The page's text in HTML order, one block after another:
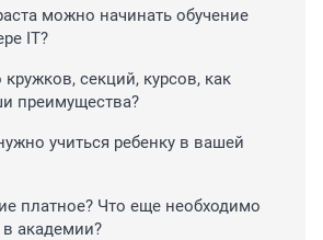
можно начинать обучение
IT?
секций, курсов, как
преимущества?
учиться ребенку в вашей
платное? Что еще необходимо
академии?